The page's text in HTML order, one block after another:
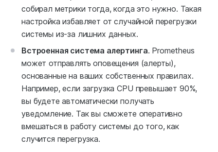
собирал метрики тогда, когда это нужно. Такая
настройка избавляет от случайной перегрузки
системы из-за лишних данных.
Встроенная система алертинга. Prometheus
может отправлять оповещения (алерты),
основанные на ваших собственных правилах.
Например, если загрузка CPU превышает 90%,
вы будете автоматически получать
уведомление. Так вы сможете оперативно
вмешаться в работу системы до того, как
случится перегрузка.